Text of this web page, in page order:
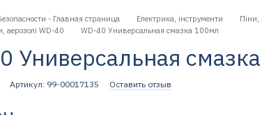
- Главная страница Електрика, інструменти
Піни,
аерозолі WD-40
WD-40 Универсальная смазка 100мл
Универсальная
Артикул: 99-00017135 Оставить отзыв